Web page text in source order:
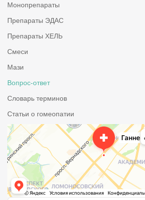
Монопрепараты
Препараты ЭДАС
Препараты ХЕЛЬ
Смеси
Мази
Вопрос-ответ
Словарь терминов
Статьи о гомеопатии